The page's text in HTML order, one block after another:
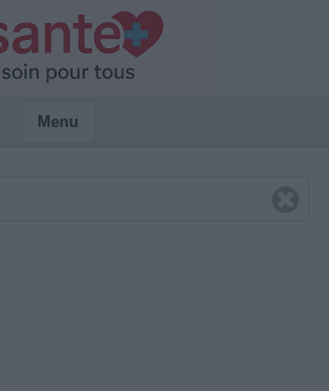
Menu